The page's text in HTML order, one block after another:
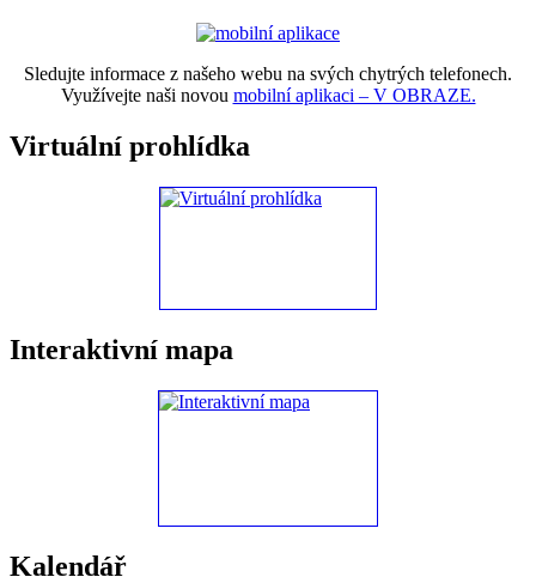
Sledujte informace z našeho webu na svých chytrých telefonech.
Využívejte naši novou mobilní aplikaci – V OBRAZE.
Virtuální prohlídka
Interaktivní mapa
Kalendář